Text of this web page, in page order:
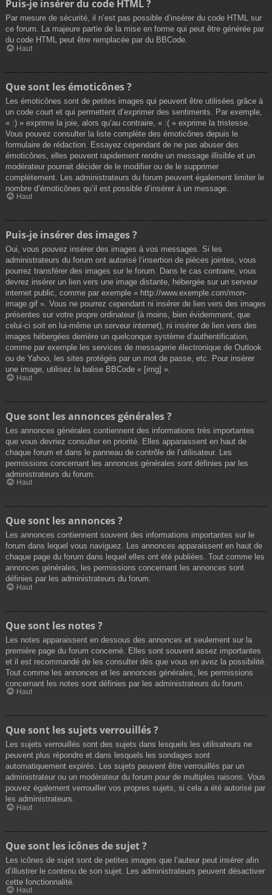
Puis-je insérer du code HTML ?
Par mesure de sécurité, il n’est pas possible d’insérer du code HTML sur
ce forum. La majeure partie de la mise en forme qui peut être générée par
du code HTML peut être remplacée par du BBCode.
Haut
Que sont les émoticônes ?
Les émoticônes sont de petites images qui peuvent être utilisées grâce à
un code court et qui permettent d’exprimer des sentiments. Par exemple,
« :) » exprime la joie, alors qu’au contraire, « :( » exprime la tristesse.
Vous pouvez consulter la liste complète des émoticônes depuis le
formulaire de rédaction. Essayez cependant de ne pas abuser des
émoticônes, elles peuvent rapidement rendre un message illisible et un
modérateur pourrait décider de le modifier ou de le supprimer
complètement. Les administrateurs du forum peuvent également limiter le
nombre d’émoticônes qu’il est possible d’insérer à un message.
Haut
Puis-je insérer des images ?
Oui, vous pouvez insérer des images à vos messages. Si les
administrateurs du forum ont autorisé l’insertion de pièces jointes, vous
pourrez transférer des images sur le forum. Dans le cas contraire, vous
devrez insérer un lien vers une image distante, hébergée sur un serveur
internet public, comme par exemple « http://www.exemple.com/mon-
image.gif ». Vous ne pourrez cependant ni insérer de lien vers des images
présentes sur votre propre ordinateur (à moins, bien évidemment, que
celui-ci soit en lui-même un serveur internet), ni insérer de lien vers des
images hébergées derrière un quelconque système d’authentification,
comme par exemple les services de messagerie électronique de Outlook
ou de Yahoo, les sites protégés par un mot de passe, etc. Pour insérer
une image, utilisez la balise BBCode « [img] ».
Haut
Que sont les annonces générales ?
Les annonces générales contiennent des informations très importantes
que vous devriez consulter en priorité. Elles apparaissent en haut de
chaque forum et dans le panneau de contrôle de l’utilisateur. Les
permissions concernant les annonces générales sont définies par les
administrateurs du forum.
Haut
Que sont les annonces ?
Les annonces contiennent souvent des informations importantes sur le
forum dans lequel vous naviguez. Les annonces apparaissent en haut de
chaque page du forum dans lequel elles ont été publiées. Tout comme les
annonces générales, les permissions concernant les annonces sont
définies par les administrateurs du forum.
Haut
Que sont les notes ?
Les notes apparaissent en dessous des annonces et seulement sur la
première page du forum concerné. Elles sont souvent assez importantes
et il est recommandé de les consulter dès que vous en avez la possibilité.
Tout comme les annonces et les annonces générales, les permissions
concernant les notes sont définies par les administrateurs du forum.
Haut
Que sont les sujets verrouillés ?
Les sujets verrouillés sont des sujets dans lesquels les utilisateurs ne
peuvent plus répondre et dans lesquels les sondages sont
automatiquement expirés. Les sujets peuvent être verrouillés par un
administrateur ou un modérateur du forum pour de multiples raisons. Vous
pouvez également verrouiller vos propres sujets, si cela a été autorisé par
les administrateurs.
Haut
Que sont les icônes de sujet ?
Les icônes de sujet sont de petites images que l’auteur peut insérer afin
d’illustrer le contenu de son sujet. Les administrateurs peuvent désactiver
cette fonctionnalité.
Haut